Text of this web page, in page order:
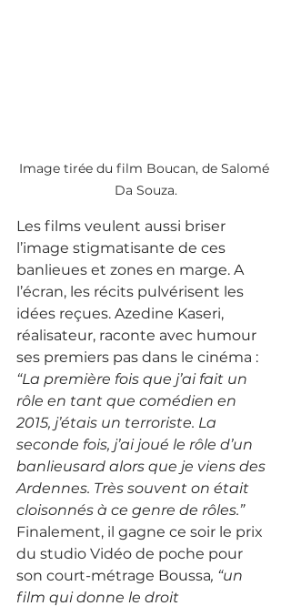
Image tirée du film Boucan, de Salomé
Da Souza.
Les films veulent aussi briser
l’image stigmatisante de ces
banlieues et zones en marge. A
l’écran, les récits pulvérisent les
idées reçues. Azedine Kaseri,
réalisateur, raconte avec humour
ses premiers pas dans le cinéma :
“La première fois que j’ai fait un
rôle en tant que comédien en
2015, j’étais un terroriste. La
seconde fois, j’ai joué le rôle d’un
banlieusard alors que je viens des
Ardennes. Très souvent on était
cloisonnés à ce genre de rôles.”
Finalement, il gagne ce soir le prix
du studio Vidéo de poche pour
son court-métrage Boussa, “un
film qui donne le droit